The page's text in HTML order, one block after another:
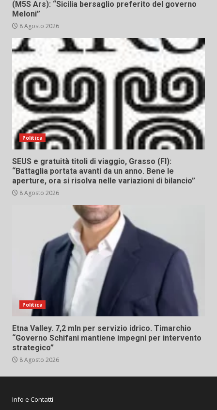
(M5S Ars): “Sicilia bersaglio preferito del governo
Meloni”
8 Agosto 2026
Politica
SEUS e gratuità titoli di viaggio, Grasso (FI):
“Battaglia portata avanti da un anno. Bene le
aperture, ora si risolva nelle variazioni di bilancio”
8 Agosto 2026
Politica
Etna Valley. 7,2 mln per servizio idrico. Timarchio
“Governo Schifani mantiene impegni per intervento
strategico”
8 Agosto 2026
Info e Contatti